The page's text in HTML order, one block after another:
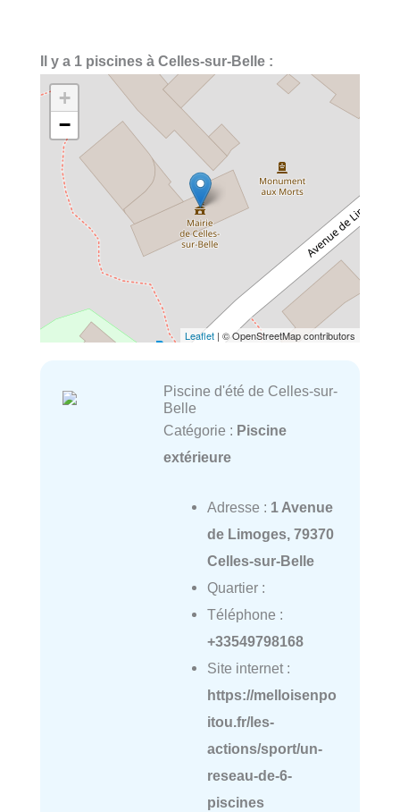
Il y a 1 piscines à Celles-sur-Belle :
+
−
Leaflet | © OpenStreetMap contributors
Piscine d'été de Celles-sur-
Belle
Catégorie : Piscine
extérieure
Adresse : 1 Avenue
de Limoges, 79370
Celles-sur-Belle
Quartier :
Téléphone :
+33549798168
Site internet :
https://melloisenpo
itou.fr/les-
actions/sport/un-
reseau-de-6-
piscines